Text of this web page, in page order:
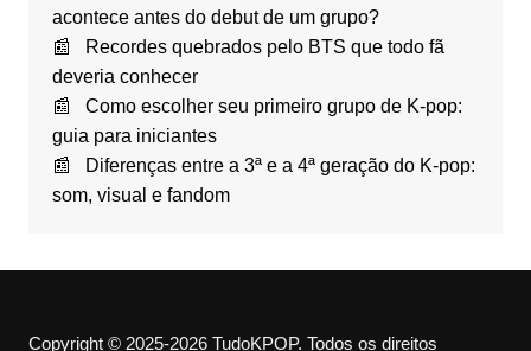
acontece antes do debut de um grupo?
Recordes quebrados pelo BTS que todo fã
deveria conhecer
Como escolher seu primeiro grupo de K-pop:
guia para iniciantes
Diferenças entre a 3ª e a 4ª geração do K-pop:
som, visual e fandom
Copyright © 2025-2026 TudoKPOP. Todos os direitos